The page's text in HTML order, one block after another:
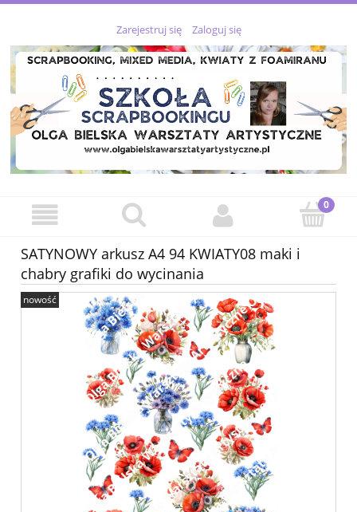
Zarejestruj się Zaloguj się
SATYNOWY arkusz A4 94 KWIATY08 maki i
chabry grafiki do wycinania
nowość